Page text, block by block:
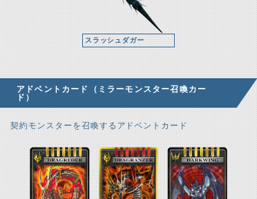
スラッシュダガー
アドベントカード（ミラーモンスター召喚カー
ド）
契約モンスターを召喚するアドベントカード